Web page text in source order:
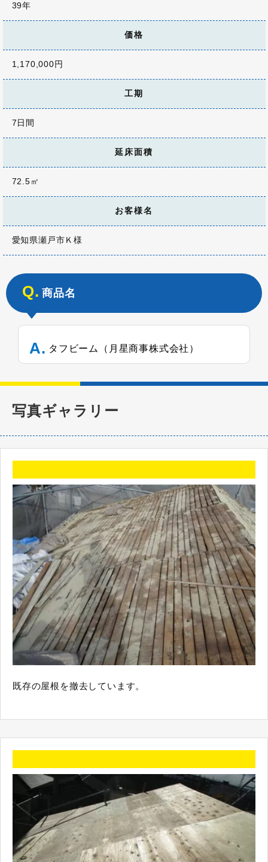
39年
価格
1,170,000円
工期
7日間
延床面積
72.5㎡
お客様名
愛知県瀬戸市Ｋ様
商品名
タフビーム（月星商事株式会社）
写真ギャラリー
既存の屋根を撤去しています。